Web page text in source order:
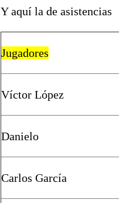
Y aquí la de asistencias
Jugadores
Víctor López
Danielo
Carlos García